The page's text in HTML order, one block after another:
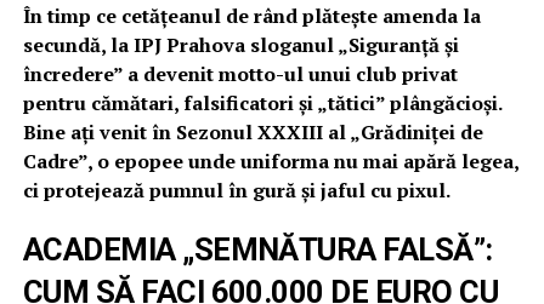
În timp ce cetățeanul de rând plătește amenda la
secundă, la IPJ Prahova sloganul „Siguranță și
încredere” a devenit motto-ul unui club privat
pentru cămătari, falsificatori și „tătici” plângăcioși.
Bine ați venit în Sezonul XXXIII al „Grădiniței de
Cadre”, o epopee unde uniforma nu mai apără legea,
ci protejează pumnul în gură și jaful cu pixul.
ACADEMIA „SEMNĂTURA FALSĂ”:
CUM SĂ FACI 600.000 DE EURO CU